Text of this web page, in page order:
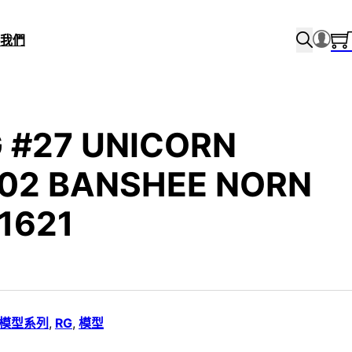
們
UNICORN
BANSHEE NORN
型系列 , RG, 模型